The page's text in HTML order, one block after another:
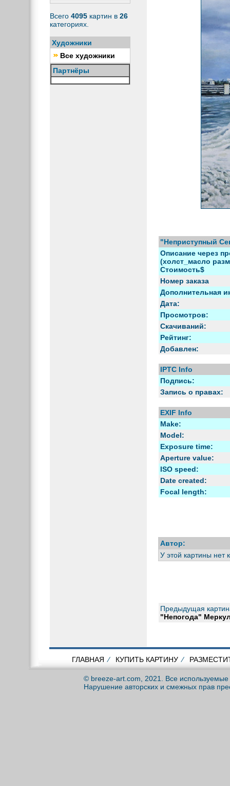
Всего 4095картин в 26
категориях.
Художники
Все художники
Партнёры
"Неприступный
Описание через
(холст_масло
Стоимость$
Номер заказа
Дополнительная
Дата:
Просмотров:
Скачиваний:
Рейтинг:
Добавлен:
IPTC Info
Подпись:
Запись о правах:
EXIF Info
Make:
Model:
Exposure time:
Aperture value:
ISO speed:
Date created:
Focal length:
Автор:
У этой картины нет
Предыдущая
"Непогода"
ГЛАВНАЯ ⁄ КУПИТЬ КАРТИНУ ⁄
© breeze-art.com, 2021. Все
Нарушение авторских и смежных прав